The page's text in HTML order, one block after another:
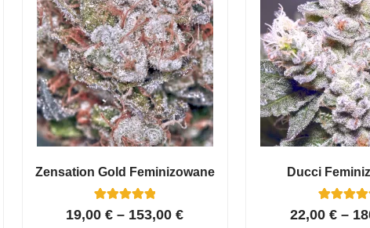
Zensation Gold Feminizowane
Oceniony
5.00
6
19,00€ – 153,00€
Ducci
Oceniony
4.67
6
22,00 € –